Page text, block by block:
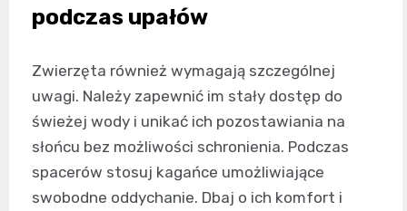
podczas upałów
Zwierzęta również wymagają szczególnej
uwagi. Należy zapewnić im stały dostęp do
świeżej wody i unikać ich pozostawiania na
słońcu bez możliwości schronienia. Podczas
spacerów stosuj kagańce umożliwiające
swobodne oddychanie. Dbaj o ich komfort i